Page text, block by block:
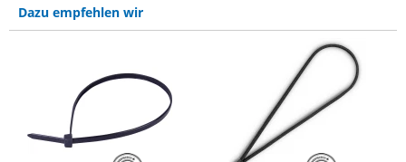
Dazu empfehlen wir